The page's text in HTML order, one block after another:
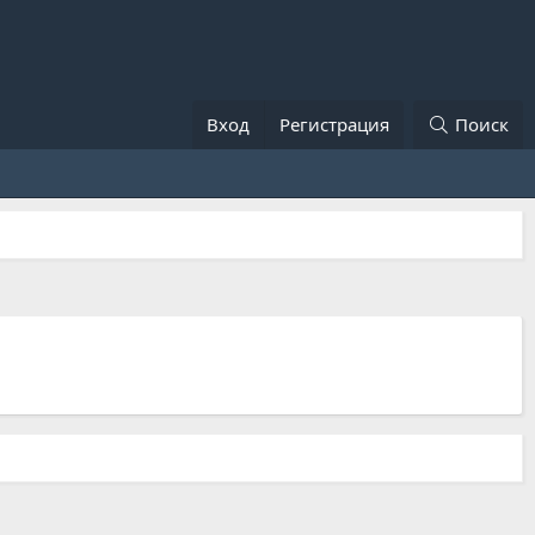
Вход Регистрация Поиск